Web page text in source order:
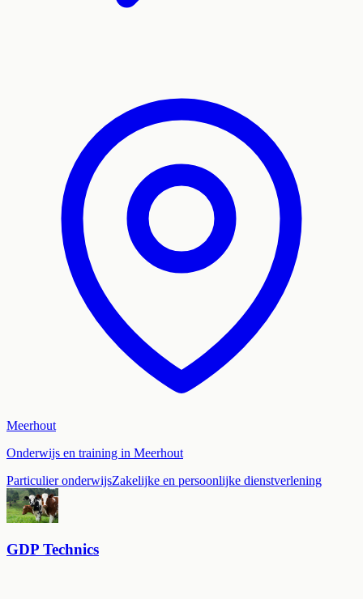
Meerhout
Onderwijs en training in Meerhout
Particulier onderwijsZakelijke en persoonlijke dienstverlening
GDP Technics